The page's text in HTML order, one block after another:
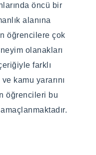
öncü bir
alanına
öğrencilere çok
olanakları
farklı
kamu yararını
öğrencileri bu
ve
Tezli Yüksek